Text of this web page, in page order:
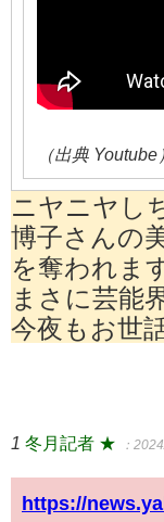
（出典 Youtube
ニヤニヤし
博子さんの
を奪われま
まさに芸能
今夜もお世
1 冬月記者 ★ ：
https://